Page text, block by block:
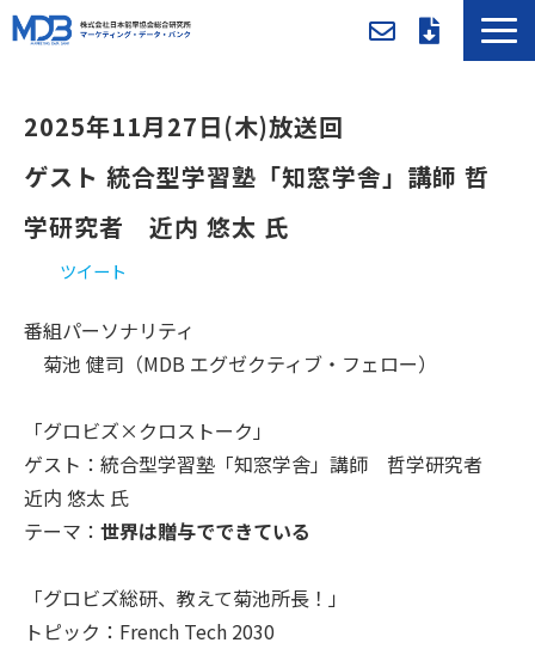
導入事例／課題別活用法
入会方法・料金
セミナー/イベント
2025年11月27日(木)放送回
ゲスト 統合型学習塾「知窓学舎」講師 哲
学研究者　近内 悠太 氏
ツイート
番組パーソナリティ
菊池 健司（MDB エグゼクティブ・フェロー）
「グロビズ×クロストーク」
ゲスト：統合型学習塾「知窓学舎」講師 哲学研究者
近内 悠太 氏
テーマ： 世界は贈与でできている
「グロビズ総研、教えて菊池所長！」
トピック：French Tech 2030